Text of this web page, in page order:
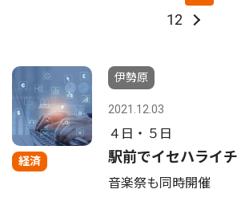
12
経済
伊勢原
2021.12.03
４日・５日
駅前でイセハライチ
音楽祭も同時開催